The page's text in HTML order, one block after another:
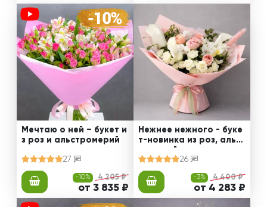
Мечтаю о ней – букет и
з роз и альстромерий
27
-10% 4 205 ₽
от 3 835 ₽
Нежнее нежного - буке
т-новинка из роз, альст
ромерий и калл
26
-3% 4 400 ₽
от 4 283 ₽